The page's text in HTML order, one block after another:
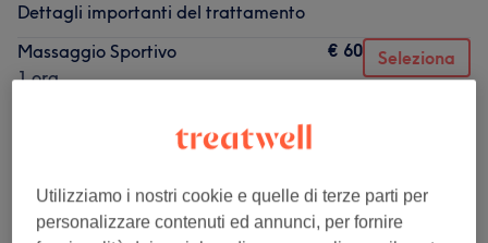
Dettagli importanti del trattamento
Massaggio Sportivo
1 ora
€ 60 Seleziona
Dettagli importanti del trattamento
Utilizziamo i nostri cookie e quelle di terze parti per
personalizzare contenuti ed annunci, per fornire